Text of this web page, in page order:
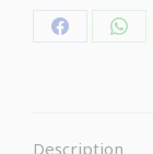
Partager
Description